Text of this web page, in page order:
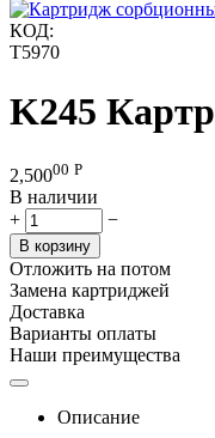
КОД:
T5970
K245
2,50000 Р
В наличии
+
−
В корзину
Отложить на потом
Замена картриджей
Доставка
Варианты оплаты
Наши преимущества
Описание